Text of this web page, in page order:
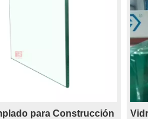
para Construcción